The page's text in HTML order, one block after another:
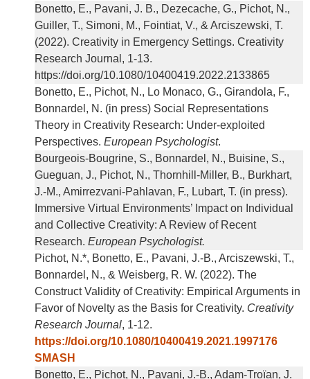
Bonetto, E., Pavani, J. B., Dezecache, G., Pichot, N.,
Guiller, T., Simoni, M., Fointiat, V., & Arciszewski, T.
(2022). Creativity in Emergency Settings. Creativity
Research Journal, 1-13.
https://doi.org/10.1080/10400419.2022.2133865
Bonetto, E., Pichot, N., Lo Monaco, G., Girandola, F.,
Bonnardel, N. (in press) Social Representations
Theory in Creativity Research: Under-exploited
Perspectives. European Psychologist.
Bourgeois-Bougrine, S., Bonnardel, N., Buisine, S.,
Gueguan, J., Pichot, N., Thornhill-Miller, B., Burkhart,
J.-M., Amirrezvani-Pahlavan, F., Lubart, T. (in press).
Immersive Virtual Environments’ Impact on Individual
and Collective Creativity: A Review of Recent
Research. European Psychologist.
Pichot, N.*, Bonetto, E., Pavani, J.-B., Arciszewski, T.,
Bonnardel, N., & Weisberg, R. W. (2022). The
Construct Validity of Creativity: Empirical Arguments in
Favor of Novelty as the Basis for Creativity. Creativity
Research Journal, 1-12.
https://doi.org/10.1080/10400419.2021.1997176
SMASH
Bonetto, E., Pichot, N., Pavani, J.-B., Adam-Troïan, J.